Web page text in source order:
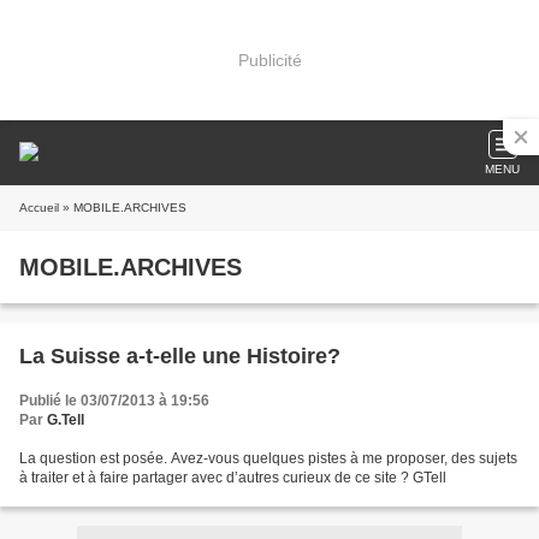
Publicité
MENU
Accueil » MOBILE.ARCHIVES
MOBILE.ARCHIVES
La Suisse a-t-elle une Histoire?
Publié le 03/07/2013 à 19:56
Par G.Tell
La question est posée. Avez-vous quelques pistes à me proposer, des sujets
à traiter et à faire partager avec d’autres curieux de ce site ? GTell